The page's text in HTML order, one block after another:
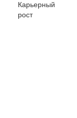
Карьерный
рост